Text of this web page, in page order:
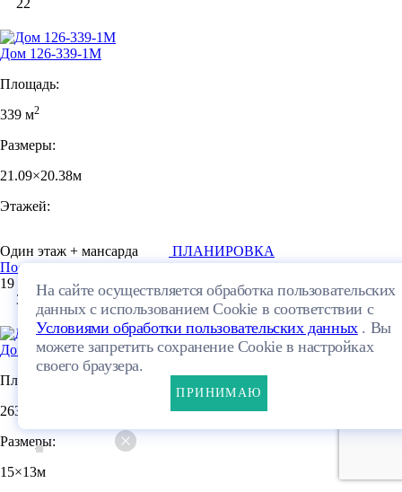
Дом 126-339-1М
Площадь:
339 м2
Размеры:
21.09×20.38м
Этажей:
Один этаж + мансарда
ПЛАНИРОВКА
Посмотреть проект
19 027 190 руб.
38
Дом 205-263-1М
Площадь:
263.9 м
Размеры:
15×13м
На сайте осуществляется обработка пользовательских
данных с использованием Cookie в соответствии с
Условиями обработки пользовательских данных. Вы
можете запретить сохранение Cookie в настройках
своего браузера.
ПРИНИМАЮ